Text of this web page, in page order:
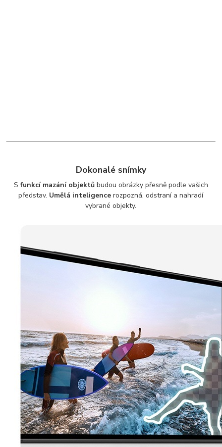
Dokonalé snímky
Sfunkcí mazání objektůbudou obrázky přesně podle vašich
představ. Umělá inteligence rozpozná, odstraní a nahradí
vybrané objekty.